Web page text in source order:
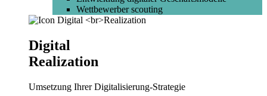
Wettbewerber scouting
Digital
Realization
Umsetzung Ihrer Digitalisierung-Strategie